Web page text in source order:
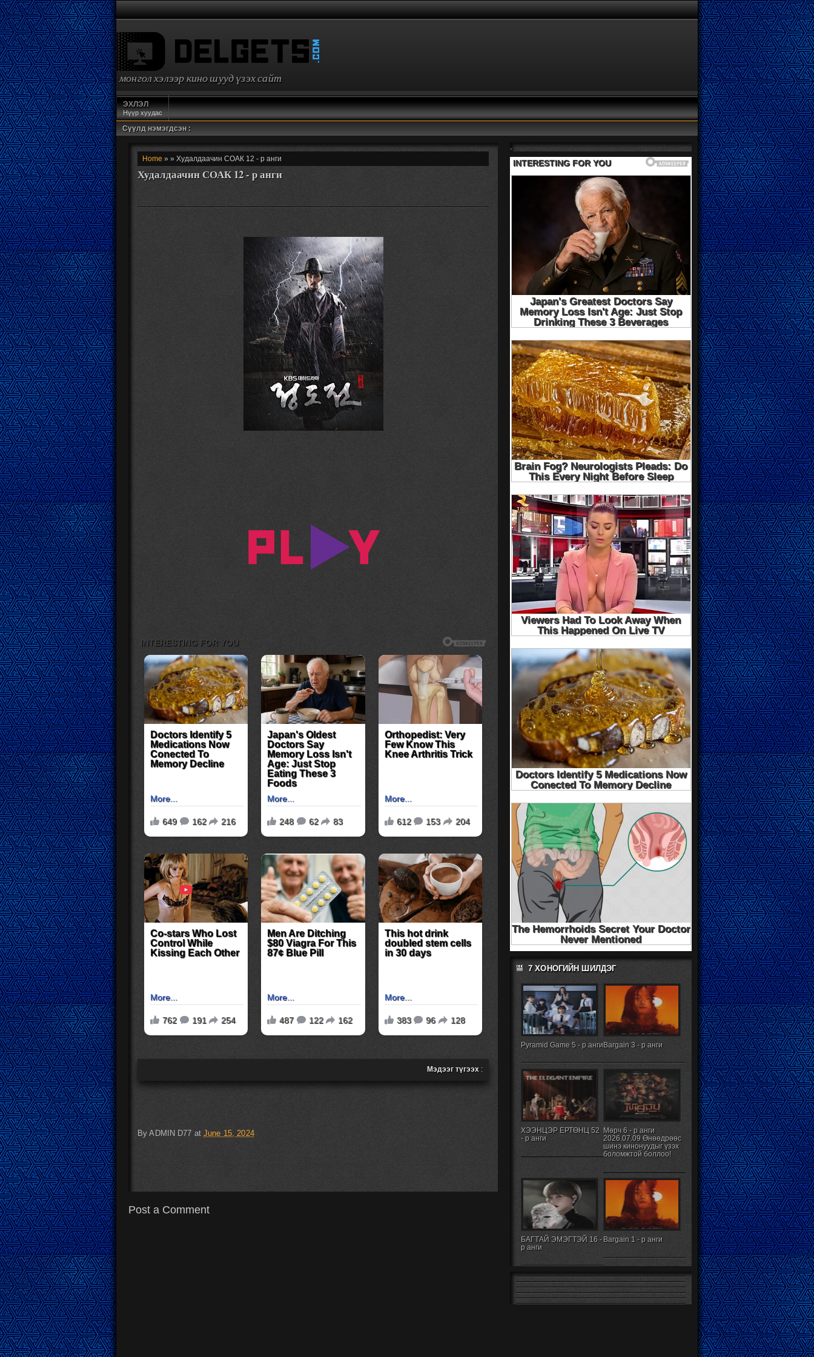
монгол хэлээр кино шууд үзэх сайт
ЭХЛЭЛ
Нүүр хуудас
Сүүлд нэмэгдсэн :
Home » » Худалдаачин СОАК 12 - р анги
Худалдаачин СОАК 12 - р анги
Мэдээг түгээх :
ByADMIN D77 atJune 15, 2024
Post a Comment
,
7 ХОНОГИЙН ШИЛДЭГ
Pyramid Game 5 - р ангиBargain 3 - р анги
ХЭЭНЦЭР ЕРТӨНЦ 52
- р анги
Мөрч 6 - р анги
2026.07.09 Өнөөдрөөс
шинэ кинонуудыг үзэх
боломжтой боллоо!
БАГТАЙ ЭМЭГТЭЙ 16 -
р анги
Bargain 1 - р анги